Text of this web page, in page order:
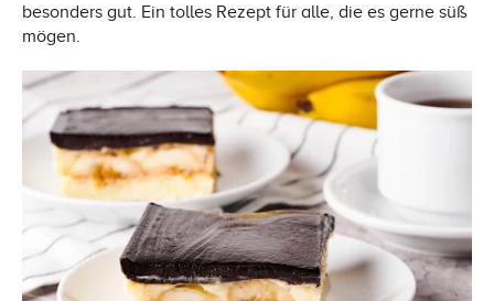
besonders gut. Ein tolles Rezept für alle, die es gerne süß
mögen.